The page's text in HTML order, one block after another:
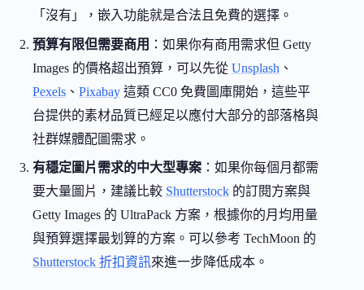
「沒有」，嵌入功能就是合法且免費的選擇。
預算有限但需要商用 ：如果你有商用需求但 Getty
Images 的價格超出預算，可以先從 Unsplash 、
Pexels 、 Pixabay 這類 CC0 免費圖庫開始，這些平
台提供的素材品質已經足以應付大部分的部落格與
社群媒體配圖需求。
有穩定圖片需求的中大型專案 ：如果你每個月都需
要大量圖片，建議比較 Shutterstock 的訂閱方案與
Getty Images 的 UltraPack 方案，根據你的月均用量
與預算選擇最划算的方案。可以參考 TechMoon 的
Shutterstock 折扣資訊來進一步降低成本。